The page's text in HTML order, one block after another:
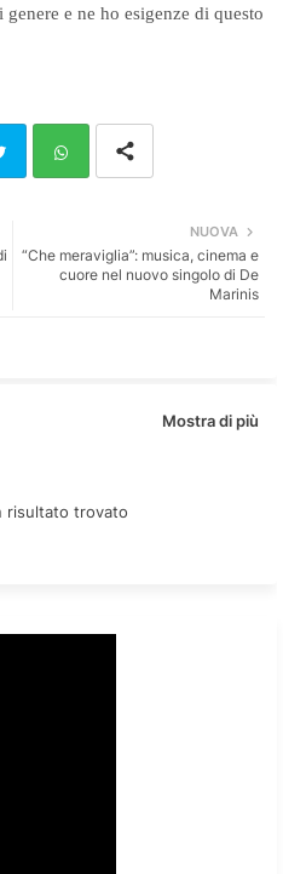
e ne ho esigenze di questo
ats
NUOVA
“Che meraviglia”: musica, cinema e
cuore nel nuovo singolo di De
Marinis
Mostra di più
risultato trovato